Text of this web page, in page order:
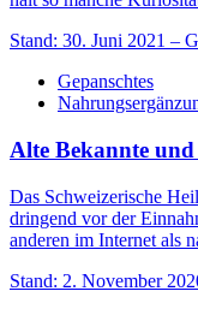
Stand: 30. Juni 2021 –
Gepanschtes
Alte Bekannte
Das Schweizerische
dringend vor der
anderen im Internet als
Stand: 2. November